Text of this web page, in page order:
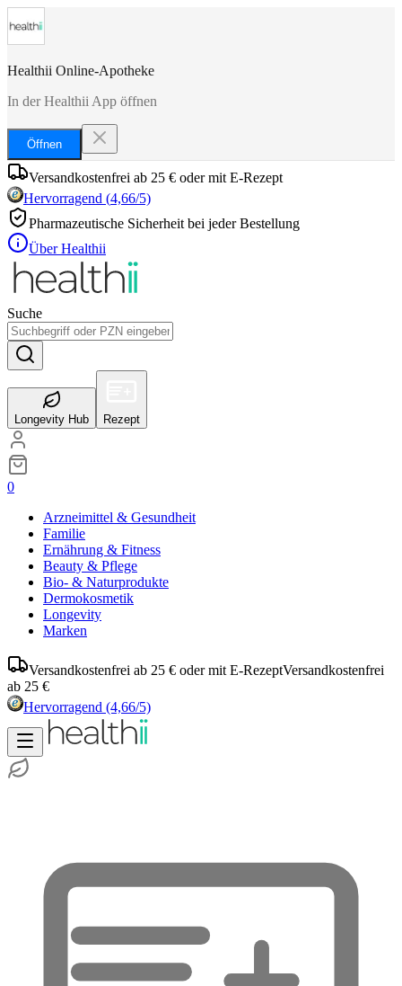
Healthii Online-Apotheke
In der Healthii App öffnen
Öffnen
Versandkostenfrei ab 25 € oder mit E-Rezept
Hervorragend (4,66/5)
Pharmazeutische Sicherheit bei jeder Bestellung
Über Healthii
Suche
Longevity Hub Rezept
0
Arzneimittel & Gesundheit
Familie
Ernährung & Fitness
Beauty & Pflege
Bio- & Naturprodukte
Dermokosmetik
Longevity
Marken
Versandkostenfrei ab 25 € oder mit E-RezeptVersandkostenfrei
ab 25 €
Hervorragend (4,66/5)